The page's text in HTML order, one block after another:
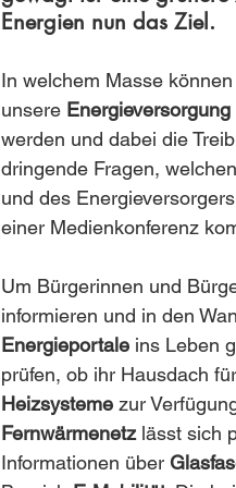
Energien nun das Ziel.
In welchem Masse
unsere
werden und dabei die
dringende Fragen,
und des Energieversorgers
einer Medienkonferenz
Um Bürgerinnen und
informieren und in den
Energieportale ins Leben
prüfen, ob ihr Hausdach
Heizsysteme zur
Fernwärmenetz lässt sich
Informationen über